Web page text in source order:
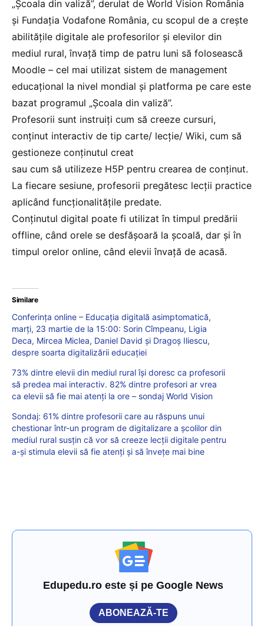
„Școala din valiză”, derulat de World Vision România
și Fundația Vodafone România, cu scopul de a crește
abilitățile digitale ale profesorilor și elevilor din
mediul rural, învață timp de patru luni să folosească
Moodle – cel mai utilizat sistem de management
educațional la nivel mondial și platforma pe care este
bazat programul „Școala din valiză”.
Profesorii sunt instruiți cum să creeze cursuri,
conținut interactiv de tip carte/ lecție/ Wiki, cum să
gestioneze conținutul creat
sau cum să utilizeze H5P pentru crearea de conținut.
La fiecare sesiune, profesorii pregătesc lecții practice
aplicând funcționalitățile predate.
Conținutul digital poate fi utilizat în timpul predării
offline, când orele se desfășoară la școală, dar și în
timpul orelor online, când elevii învață de acasă.
Similare
Conferința online – Educația digitală asimptomatică,
marți, 23 martie de la 15:00: Sorin Cîmpeanu, Ligia
Deca, Mircea Miclea, Daniel David și Dragoș Iliescu,
despre soarta digitalizării educației
73% dintre elevii din mediul rural își doresc ca profesorii
să predea mai interactiv. 82% dintre profesori ar vrea
ca elevii să fie mai atenți la ore – sondaj World Vision
Sondaj: 61% dintre profesorii care au răspuns unui
chestionar într-un program de digitalizare a școlilor din
mediul rural susțin că vor să creeze lecții digitale pentru
a-și stimula elevii să fie atenți și să învețe mai bine
Edupedu.ro este și pe Google News
ABONEAZĂ-TE